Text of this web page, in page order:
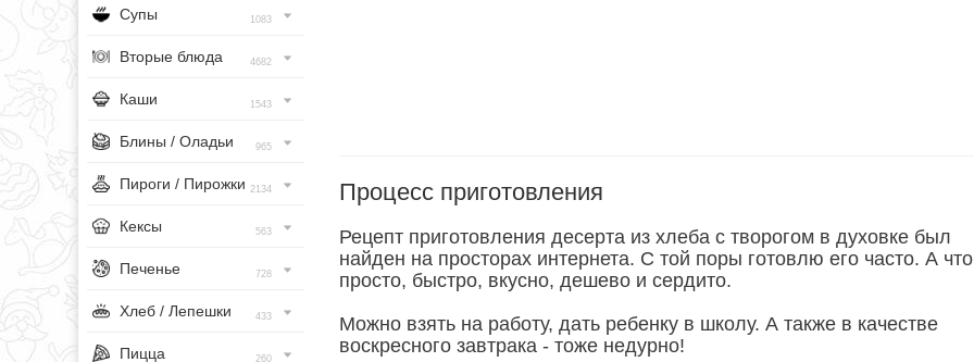
Супы 1083
Вторые блюда 4682
Каши 1543
Блины / Оладьи 965
Пироги / Пирожки 2134
Кексы 563
Печенье 728
Хлеб / Лепешки 433
Пицца 260
Процесс приготовления
Рецепт приготовления десерта из хлеба с творогом в духовке был
найден на просторах интернета. С той поры готовлю его часто. А
просто, быстро, вкусно, дешево и сердито.
Можно взять на работу, дать ребенку в школу. А также в качестве
воскресного завтрака - тоже недурно!